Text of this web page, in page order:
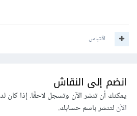
اقتباس
انضم إلى النقاش
يمكنك أن تنشر الآن وتسجل لاحقًا. إذا كان
الآنلتنشر باسم حسابك.